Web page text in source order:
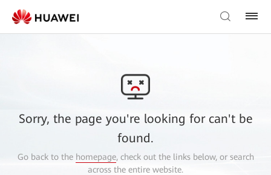
Sorry, the page you're looking for can't be
found.
Go back to the homepage, check out the links below, or search
across the entire website.